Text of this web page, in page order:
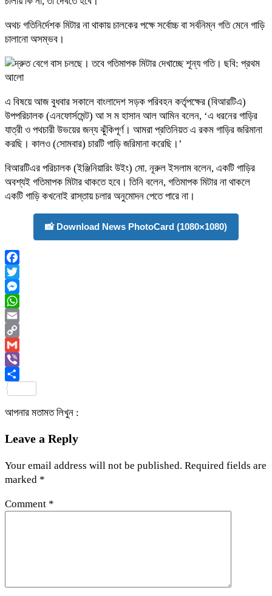
অথচ গতিনির্দেশক মিটার না থাকায় চালকের পক্ষে সর্বোচ্চ বা সর্বনিম্ন গতি মেনে গাড়ি
চালানো অসম্ভব।
এ বিষয়ে আজ বুধবার সকালে বাংলাদেশ সড়ক পরিবহন কর্তৃপক্ষের (বিআরটিএ)
উপপরিচালক (এনফোর্সমেন্ট) আ স ম হাসান আল আমিন বলেন, ‘এ ধরনের গাড়ির
যাত্রী ও পথচারী উভয়ের জন্য ঝুঁকিপূর্ণ। আমরা প্রতিনিয়ত এ রকম গাড়ির জরিমানা
করছি। কালও (সোমবার) চারটি গাড়ি জরিমানা করেছি।’
বিআরটিএর পরিচালক (ইঞ্জিনিয়ারিং উইং) মো. নূরুল ইসলাম বলেন, একটি গাড়ির
অবশ্যই গতিমাপক মিটার থাকতে হবে। তিনি বলেন, গতিমাপক মিটার না থাকলে
একটি গাড়ি কখনোই রাস্তায় চলার অনুমোদন পেতে পারে না।
📸 Download News PhotoCard (1080×1080)
Facebook
Twitter
Messenger
WhatsApp
Email
Copy
Link
Gmail
Viber
আপনার মতামত লিখুন :
Leave a Reply
Your email address will not be published. Required fields are
marked *
Comment *